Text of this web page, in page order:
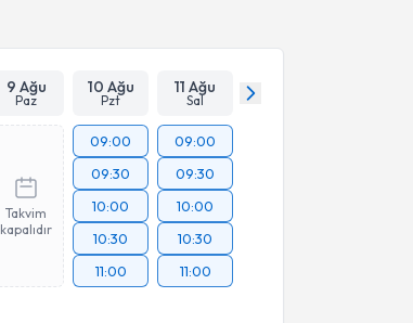
9 Ağu
Paz
10 Ağu
Pzt
11 Ağu
Sal
Takvim
kapalıdır
09:00
09:30
10:00
10:30
11:00
09:00
09:30
10:00
10:30
11:00